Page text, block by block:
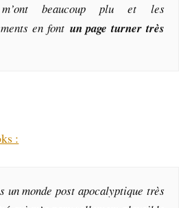
m’ont beaucoup plu et les
en font un page turner très
:
un monde post apocalyptique très